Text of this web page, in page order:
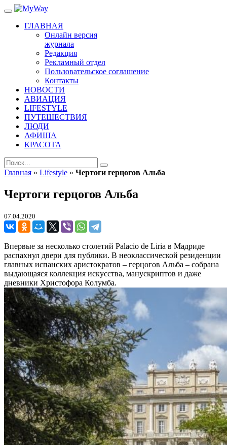
ГЛАВНАЯ
Онлайн версия
журнала
Редакция
Рекламный отдел
Пользовательское соглашение
Контакты
НОВОСТИ
АВИАЦИЯ
LIFESTYLE
ПУТЕШЕСТВИЯ
ЛЮДИ
АФИША
КРАСОТА
Главная » Lifestyle » Чертоги герцогов Альба
Чертоги герцогов Альба
07.04.2020
Впервые за несколько столетий Palacio de Liria в Мадриде
распахнул двери для публики. В неоклассической резиденции
главных испанских аристократов – герцогов Альба – собрана
выдающаяся коллекция искусства, манускриптов и даже
дневники Христофора Колумба.